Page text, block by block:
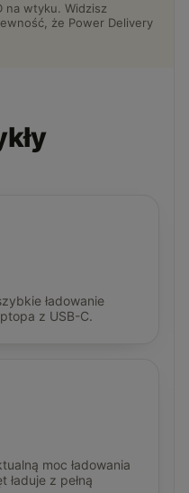
na wtyku. Widzisz
że Power Delivery
ładowanie
z USB-C.
moc ładowania
z pełną